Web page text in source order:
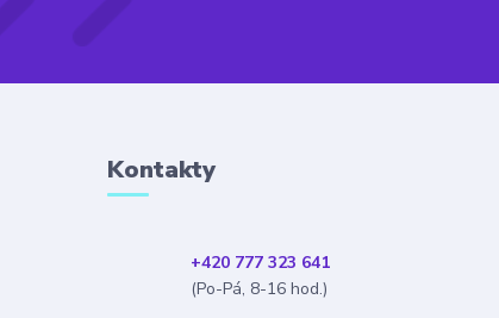
Kontakty
+420 777 323 641
(Po-Pá, 8-16 hod.)